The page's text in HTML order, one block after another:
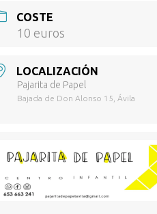
COSTE
10 euros
LOCALIZACIÓN
Pajarita de Papel
Bajada de Don Alonso 15, Ávila